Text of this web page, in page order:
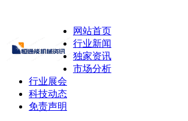
网站首页
行业新闻
独家资讯
市场分析
行业展会
科技动态
免责声明